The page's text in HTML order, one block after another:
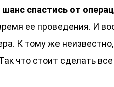
шанс спастись от
ее проведения. И
К тому же
что стоит сделать